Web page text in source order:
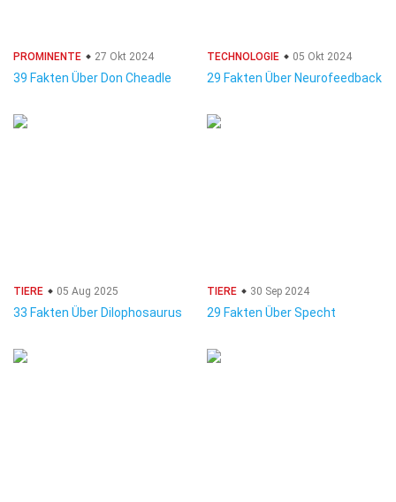
PROMINENTE 27 Okt 2024
39 Fakten Über Don Cheadle
TECHNOLOGIE 05 Okt 2024
29 Fakten Über Neurofeedback
TIERE 05 Aug 2025
33 Fakten Über Dilophosaurus
TIERE 30 Sep 2024
29 Fakten Über Specht